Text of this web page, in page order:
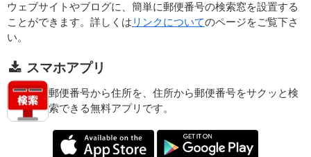
ウェブサイトやブログに、簡単に郵便番号の検索窓を設置する
ことができます。詳しくは リンクについてのページをご覧下さ
い。
スマホアプリ
郵便番号から住所を、住所から郵便番号をサクッと検
索できる無料アプリです。